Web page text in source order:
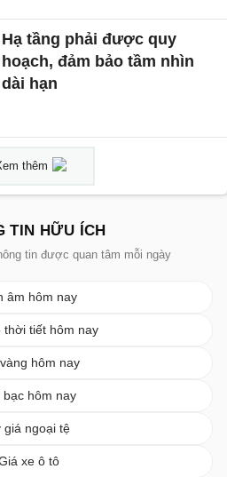
Hạ tầng phải được quy
hoạch, đảm bảo tầm nhìn
dài hạn
thêm
TIN HỮU ÍCH
tin được quan tâm mỗi ngày
âm hôm nay
thời tiết hôm nay
hôm nay
bạc hôm nay
giá ngoại tệ
xe ô tô